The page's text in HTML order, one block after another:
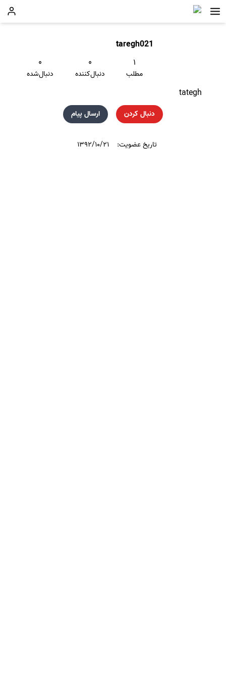
taregh021
۱
مطلب
۰
دنبال‌کننده
۰
دنبال‌شده
tategh
دنبال کردن ارسال پیام
تاریخ عضویت: ۱۳۹۲/۱۰/۲۱